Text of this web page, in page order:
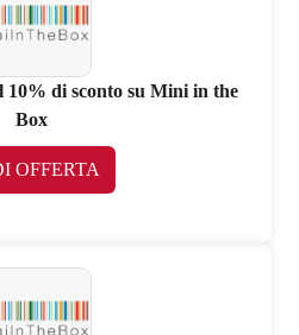
10% di sconto su Mini in the
Box
OFFERTA